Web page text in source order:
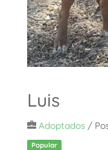
Luis
Adoptados/
Popular